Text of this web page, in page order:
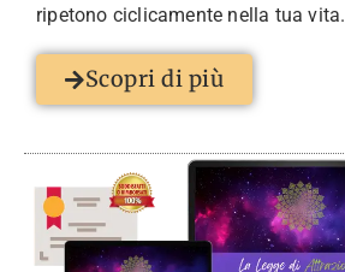
ripetono ciclicamente nella tua vita.
Scopri di più